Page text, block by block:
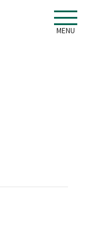
MENU